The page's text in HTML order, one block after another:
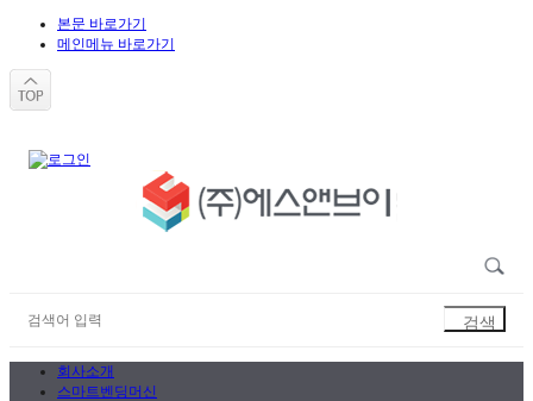
본문 바로가기
메인메뉴 바로가기
회사소개
스마트벤딩머신